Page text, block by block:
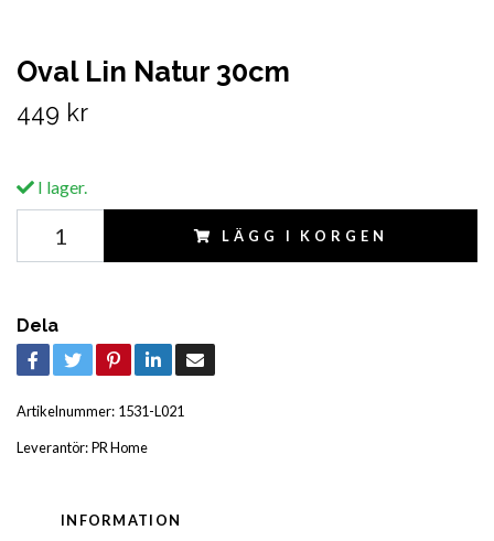
Oval Lin Natur 30cm
449 kr
I lager.
LÄGG I KORGEN
Dela
Artikelnummer: 1531-L021
Leverantör:PR Home
INFORMATION